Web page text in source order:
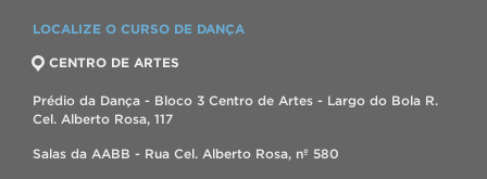
LOCALIZE O CURSO DE DANÇA
CENTRO DE ARTES
Prédio da Dança - Bloco 3 Centro de Artes - Largo do Bola R.
Cel. Alberto Rosa, 117
Salas da AABB - Rua Cel. Alberto Rosa, nº 580